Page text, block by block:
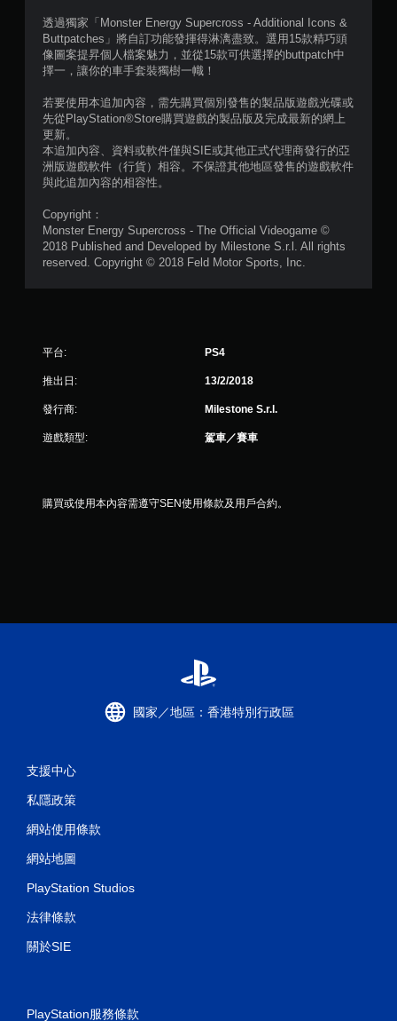
5
顆
）
，
3
則
評
透過獨家「Monster Energy Supercross - Additional Icons &
Buttpatches」將自訂功能發揮得淋漓盡致。選用15款精巧頭
像圖案提昇個人檔案魅力，並從15款可供選擇的buttpatch中
擇一，讓你的車手套裝獨樹一幟！
若要使用本追加內容，需先購買個別發售的製品版遊戲光碟或
先從PlayStation®Store購買遊戲的製品版及完成最新的網上
更新。
本追加內容、資料或軟件僅與SIE或其他正式代理商發行的亞
洲版遊戲軟件（行貨）相容。不保證其他地區發售的遊戲軟件
與此追加內容的相容性。
Copyright：
Monster Energy Supercross - The Official Videogame ©
2018 Published and Developed by Milestone S.r.l. All rights
reserved. Copyright © 2018 Feld Motor Sports, Inc.
平台: PS4
推出日: 13/2/2018
發行商: Milestone S.r.l.
遊戲類型: 駕車／賽車
購買或使用本內容需遵守SEN使用條款及用戶合約。
國家／地區：香港特別行政區
支援中心
私隱政策
網站使用條款
網站地圖
PlayStation Studios
法律條款
關於SIE
PlayStation服務條款